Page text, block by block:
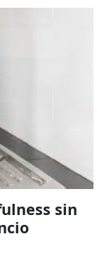
sin